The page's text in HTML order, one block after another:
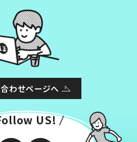
わせページへ
US!